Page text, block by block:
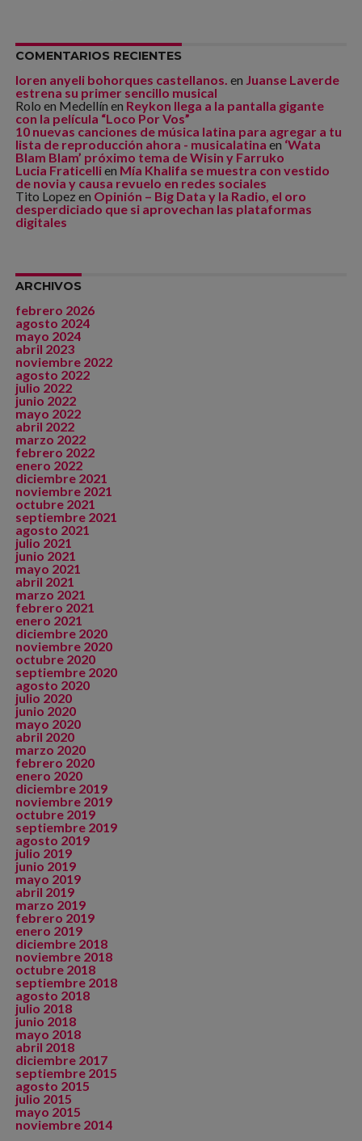
COMENTARIOS RECIENTES
loren anyeli bohorques castellanos. en Juanse Laverde
estrena su primer sencillo musical
Rolo en Medellín en Reykon llega a la pantalla gigante
con la película “Loco Por Vos”
10 nuevas canciones de música latina para agregar a tu
lista de reproducción ahora - musicalatina en ‘Wata
Blam Blam’ próximo tema de Wisin y Farruko
Lucia Fraticellien Mía Khalifa se muestra con vestido
de novia y causa revuelo en redes sociales
Tito Lopez en Opinión – Big Data y la Radio, el oro
desperdiciado que si aprovechan las plataformas
digitales
ARCHIVOS
febrero 2026
agosto 2024
mayo 2024
abril 2023
noviembre 2022
agosto 2022
julio 2022
junio 2022
mayo 2022
abril 2022
marzo 2022
febrero 2022
enero 2022
diciembre 2021
noviembre 2021
octubre 2021
septiembre 2021
agosto 2021
julio 2021
junio 2021
mayo 2021
abril 2021
marzo 2021
febrero 2021
enero 2021
diciembre 2020
noviembre 2020
octubre 2020
septiembre 2020
agosto 2020
julio 2020
junio 2020
mayo 2020
abril 2020
marzo 2020
febrero 2020
enero 2020
diciembre 2019
noviembre 2019
octubre 2019
septiembre 2019
agosto 2019
julio 2019
junio 2019
mayo 2019
abril 2019
marzo 2019
febrero 2019
enero 2019
diciembre 2018
noviembre 2018
octubre 2018
septiembre 2018
agosto 2018
julio 2018
junio 2018
mayo 2018
abril 2018
diciembre 2017
septiembre 2015
agosto 2015
julio 2015
mayo 2015
noviembre 2014